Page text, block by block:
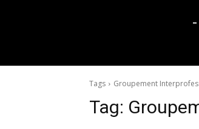
Tags Groupement
Tag: